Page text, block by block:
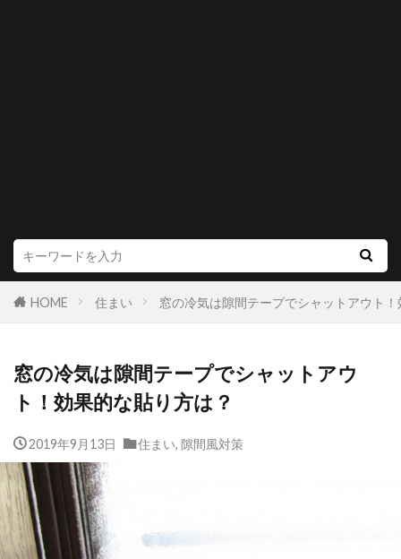
HOME 住まい 窓の冷気は隙間テープでシャットアウト
窓の冷気は隙間テープでシャットアウ
ト！効果的な貼り方は？
2019年9月13日 住まい, 隙間風対策